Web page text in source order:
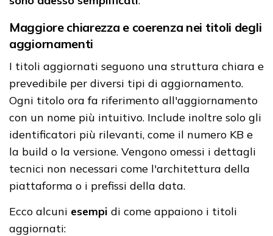
Maggiore chiarezza e coerenza nei titoli degli
aggiornamenti
I titoli aggiornati seguono una struttura chiara e
prevedibile per diversi tipi di aggiornamento.
Ogni titolo ora fa riferimento all'aggiornamento
con un nome più intuitivo. Include inoltre solo gli
identificatori più rilevanti, come il numero KB e
la build o la versione. Vengono omessi i dettagli
tecnici non necessari come l'architettura della
piattaforma o i prefissi della data.
Ecco alcuni esempi di come appaiono i titoli
aggiornati: